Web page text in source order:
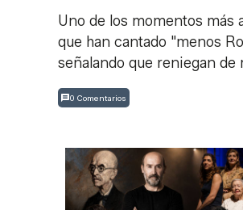
Uno de los momentos más
que han cantado "menos
señalando que reniegan
0 Comentarios